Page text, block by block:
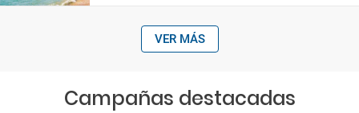
VER MÁS
Campañas destacadas